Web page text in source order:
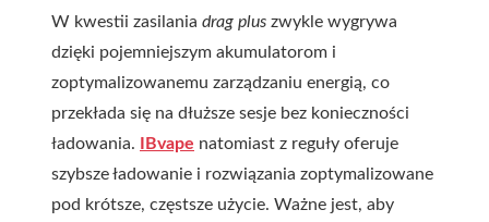
W kwestii zasilania drag plus zwykle wygrywa
dzięki pojemniejszym akumulatorom i
zoptymalizowanemu zarządzaniu energią, co
przekłada się na dłuższe sesje bez konieczności
ładowania.
IBvape natomiast z reguły oferuje
szybsze ładowanie i rozwiązania zoptymalizowane
pod krótsze, częstsze użycie. Ważne jest, aby